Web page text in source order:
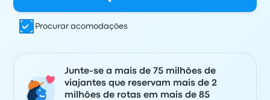
Procurar acomodações
Junte-se a mais de 75 milhões de
viajantes que reservam mais de 2
milhões de rotas em mais de 85